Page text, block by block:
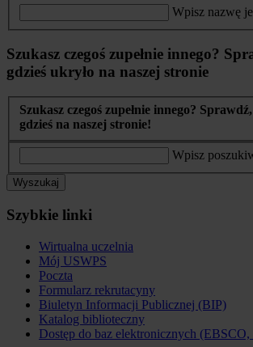
Wpisz nazwę
Szukasz czegoś zupełnie innego?
gdzieś ukryło na naszej stronie
Szukasz czegoś zupełnie innego?
gdzieś na naszej stronie!
Wpisz
Wyszukaj
Szybkie linki
Wirtualna uczelnia
Mój USWPS
Poczta
Formularz rekrutacyny
Biuletyn Informacji Publicznej (BIP)
Katalog biblioteczny
Dostęp do baz elektronicznych